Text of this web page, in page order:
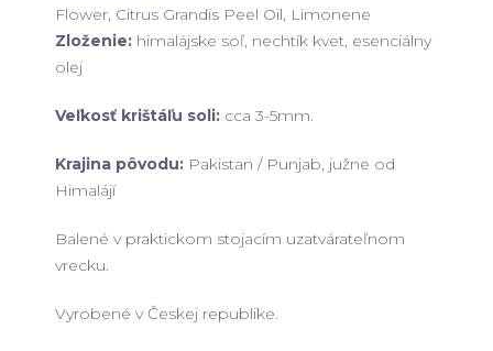
Flower, Citrus Grandis Peel Oil, Limonene
Zloženie: himalájske soľ, nechtík kvet, esenciálny
olej
Veľkosť krištáľu soli: cca 3-5mm.
Krajina pôvodu: Pakistan / Punjab, južne od
Himalájí
Balené v praktickom stojacím uzatvárateľnom
vrecku.
Vyrobené v Českej republike.